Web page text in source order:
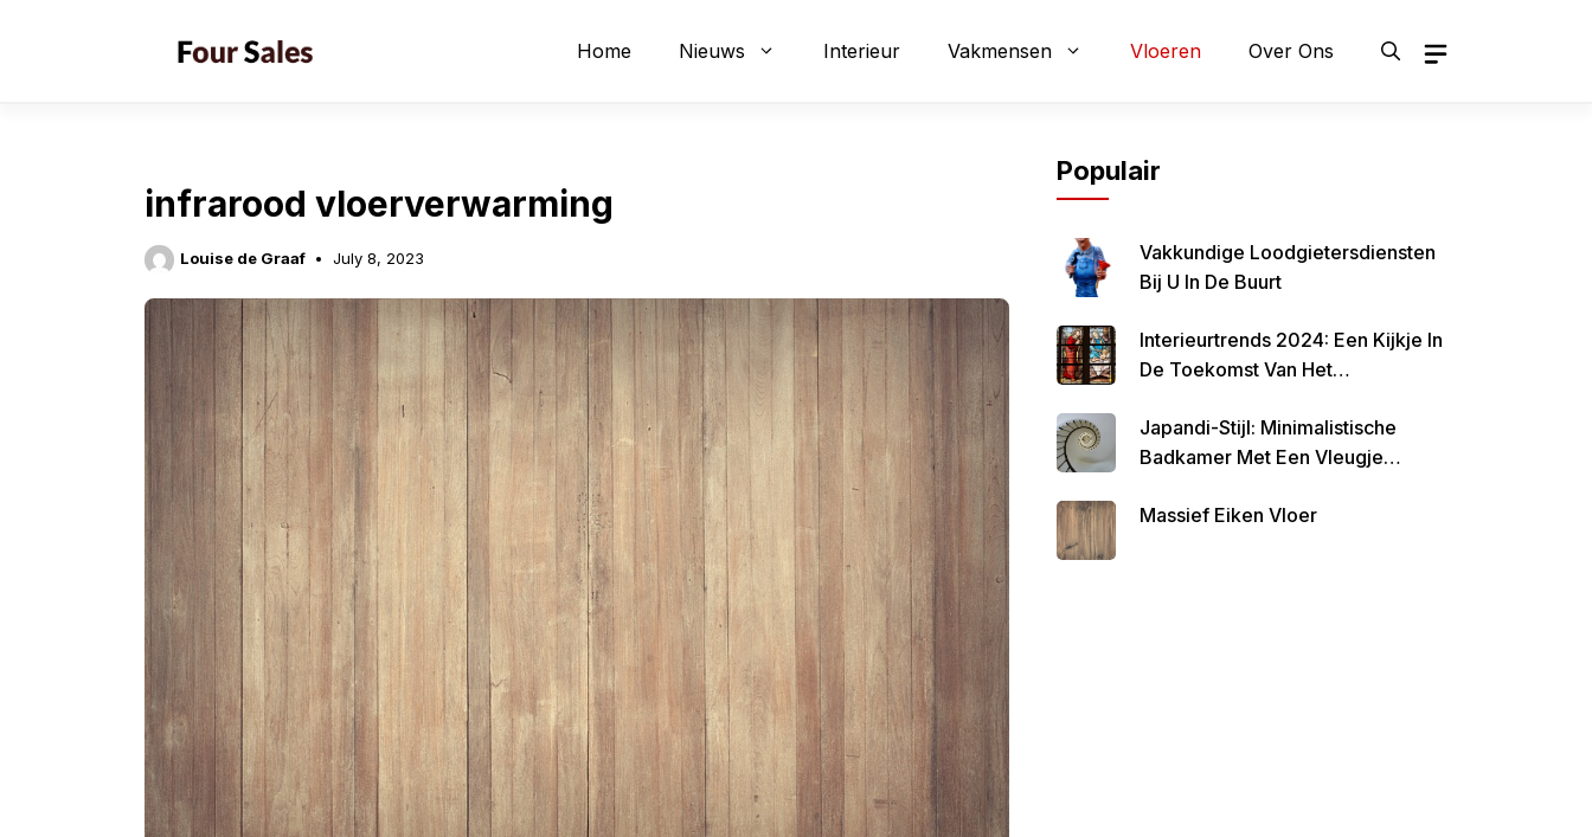
Home Nieuws Interieur Vakmensen Vloeren Over Ons
infrarood vloerverwarming
Louise de Graaf July 8, 2023
Populair
Vakkundige Loodgietersdiensten
Bij U In De Buurt
Interieurtrends 2024: Een Kijkje In
De Toekomst Van Het
Japandi-Stijl: Minimalistische
Badkamer Met Een Vleugje
Massief Eiken Vloer